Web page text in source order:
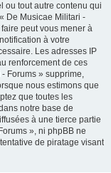
ou tout autre contenu qui
De Musicae Militari -
peut vous mener à
à votre
Les adresses IP
renforcement de ces
Forums » supprime,
nous estimons que
que toutes les
notre base de
à une tierce partie
», ni phpBB ne
de piratage visant